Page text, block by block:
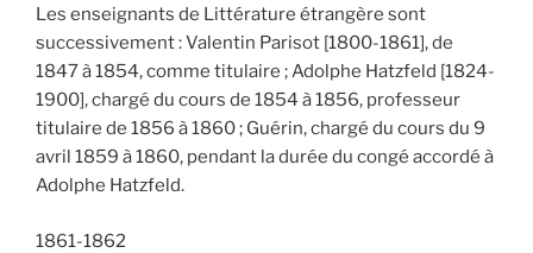
Les enseignants de Littérature étrangère sont
successivement : Valentin Parisot [1800-1861], de
1847 à 1854, comme titulaire ; Adolphe Hatzfeld [1824-
1900], chargé du cours de 1854 à 1856, professeur
titulaire de 1856 à 1860 ; Guérin, chargé du cours du 9
avril 1859 à 1860, pendant la durée du congé accordé à
Adolphe Hatzfeld.
1861-1862